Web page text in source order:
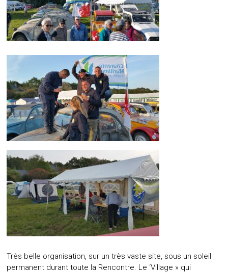
Très belle organisation, sur un très vaste site, sous un soleil
permanent durant toute la Rencontre. Le ‘Village » qui